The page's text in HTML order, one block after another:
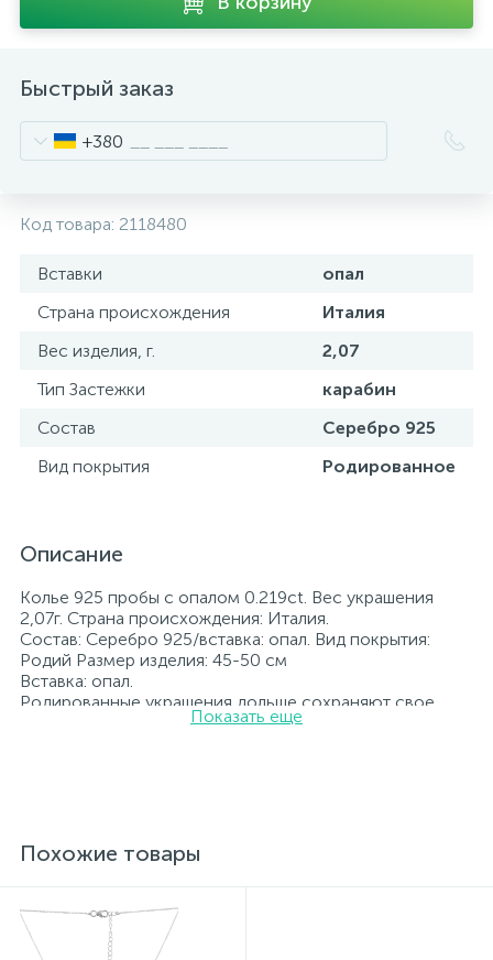
Быстрый заказ
+380
Код товара: 2118480
Вставки
опал
Страна происхождения
Италия
Вес изделия, г.
2,07
Тип Застежки
карабин
Состав
Серебро 925
Вид покрытия
Родированное
Описание
Колье 925 пробы с опалом 0.219ct. Вес украшения
2,07г. Страна происхождения: Италия.
Состав: Серебро 925/вставка: опал. Вид покрытия:
Родий Размер изделия: 45-50 см
Вставка: опал.
Родированные украшения дольше сохраняют свое
первоначальное состояние, а именно цвет и блеск
прилагаются бирка с указанием всех
параметров.*Цвета изделий на сайте могут
особенностей цветопередачи экрана
Показать еще
Похожие товары